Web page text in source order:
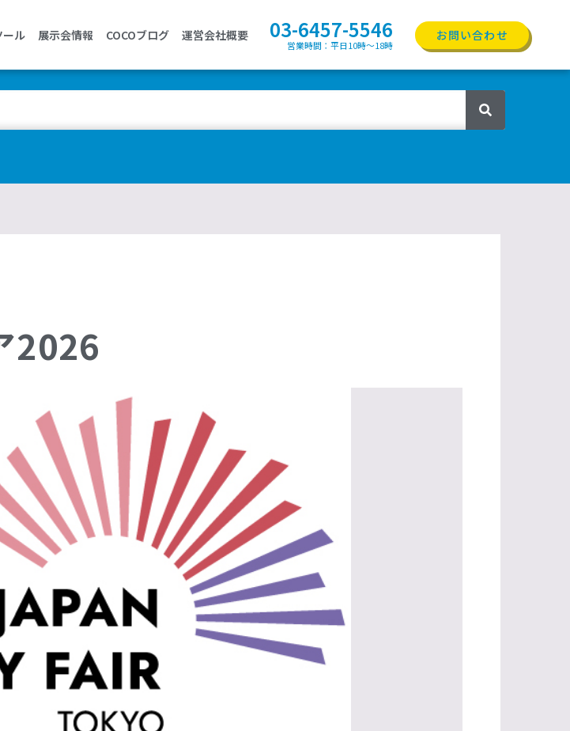
ール 展示会情報 COCOブログ 運営会社概要 03-6457-5546
営業時間：平日10時〜18時
お問い合わせ
2026